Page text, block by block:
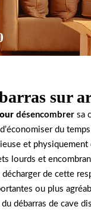
sur
désencombrer sa
du
et
lourds et
de cette
ou plus
débarras de cave